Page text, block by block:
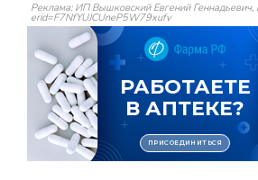
Реклама: ИП Вышковский Евгений
erid=F7NfYUJCUneP5W79xufv